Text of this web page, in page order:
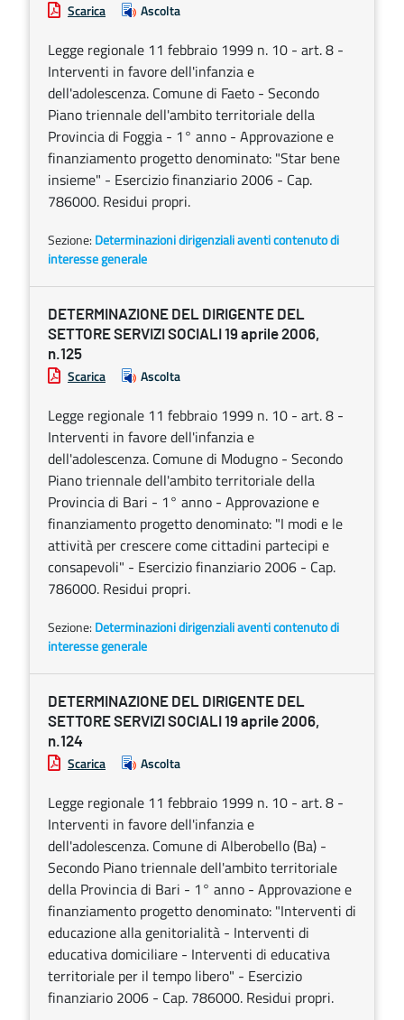
Scarica Ascolta
Legge regionale 11 febbraio 1999 n. 10 - art. 8 -
Interventi in favore dell'infanzia e
dell'adolescenza. Comune di Faeto - Secondo
Piano triennale dell'ambito territoriale della
Provincia di Foggia - 1° anno - Approvazione e
finanziamento progetto denominato: "Star bene
insieme" - Esercizio finanziario 2006 - Cap.
786000. Residui propri.
Sezione: Determinazioni dirigenziali aventi contenuto di
interesse generale
DETERMINAZIONE DEL DIRIGENTE DEL
SETTORE SERVIZI SOCIALI 19 aprile 2006,
n.125
Scarica Ascolta
Legge regionale 11 febbraio 1999 n. 10 - art. 8 -
Interventi in favore dell'infanzia e
dell'adolescenza. Comune di Modugno - Secondo
Piano triennale dell'ambito territoriale della
Provincia di Bari - 1° anno - Approvazione e
finanziamento progetto denominato: "I modi e le
attività per crescere come cittadini partecipi e
consapevoli" - Esercizio finanziario 2006 - Cap.
786000. Residui propri.
Sezione: Determinazioni dirigenziali aventi contenuto di
interesse generale
DETERMINAZIONE DEL DIRIGENTE DEL
SETTORE SERVIZI SOCIALI 19 aprile 2006,
n.124
Scarica Ascolta
Legge regionale 11 febbraio 1999 n. 10 - art. 8 -
Interventi in favore dell'infanzia e
dell'adolescenza. Comune di Alberobello (Ba) -
Secondo Piano triennale dell'ambito territoriale
della Provincia di Bari - 1° anno - Approvazione e
finanziamento progetto denominato: "Interventi di
educazione alla genitorialità - Interventi di
educativa domiciliare - Interventi di educativa
territoriale per il tempo libero" - Esercizio
finanziario 2006 - Cap. 786000. Residui propri.